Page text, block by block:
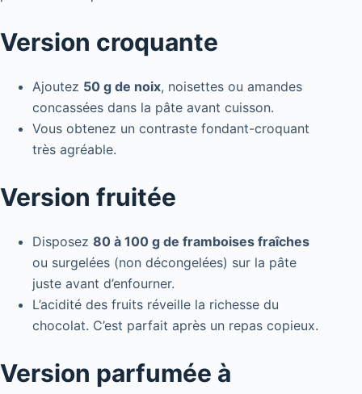
Version croquante
Ajoutez 50 g de noix, noisettes ou amandes
concassées dans la pâte avant cuisson.
Vous obtenez un contraste fondant-croquant
très agréable.
Version fruitée
Disposez 80 à 100 g de framboises fraîches
ou surgelées (non décongelées) sur la pâte
juste avant d’enfourner.
L’acidité des fruits réveille la richesse du
chocolat. C’est parfait après un repas copieux.
Version parfumée à